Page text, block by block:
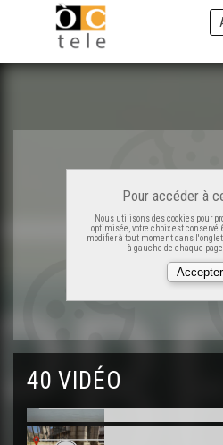
Pour accéder à
Nous utilisons des cookies pour
optimisée, votre choix est conservé
modifier à tout moment dans
à gauche de chaque page
40 VIDÉO
ÒC Kay - Confolenç
ÒC Kay - Bordèu
ÒC Kay - Capberton